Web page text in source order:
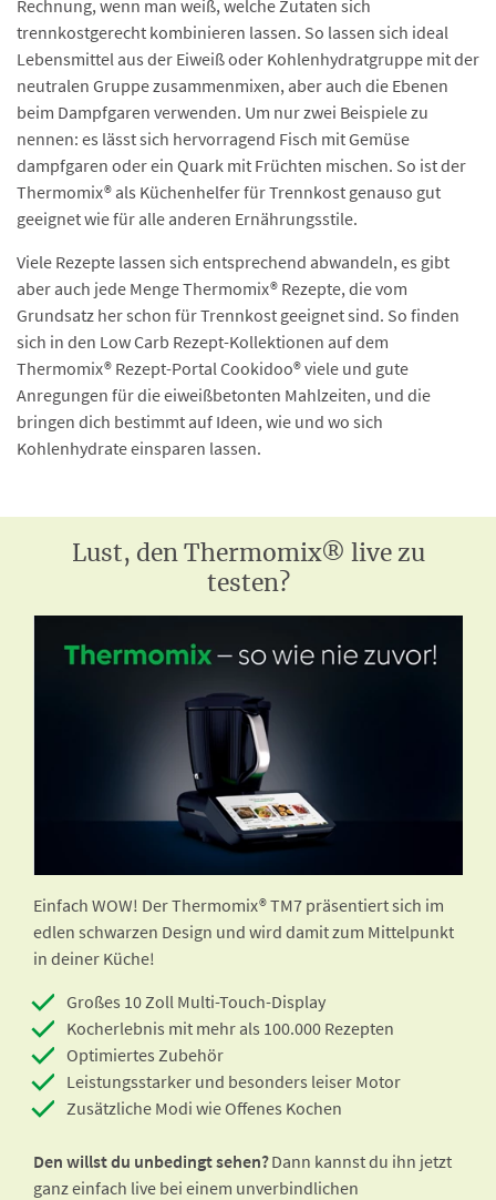
Rechnung, wenn man weiß, welche Zutaten sich
trennkostgerecht kombinieren lassen. So lassen sich ideal
Lebensmittel aus der Eiweiß oder Kohlenhydratgruppe mit der
neutralen Gruppe zusammenmixen, aber auch die Ebenen
beim Dampfgaren verwenden. Um nur zwei Beispiele zu
nennen: es lässt sich hervorragend Fisch mit Gemüse
dampfgaren oder ein Quark mit Früchten mischen. So ist der
Thermomix® als Küchenhelfer für Trennkost genauso gut
geeignet wie für alle anderen Ernährungsstile.
Viele Rezepte lassen sich entsprechend abwandeln, es gibt
aber auch jede Menge Thermomix® Rezepte, die vom
Grundsatz her schon für Trennkost geeignet sind. So finden
sich in den Low Carb Rezept-Kollektionen auf dem
Thermomix® Rezept-Portal Cookidoo® viele und gute
Anregungen für die eiweißbetonten Mahlzeiten, und die
bringen dich bestimmt auf Ideen, wie und wo sich
Kohlenhydrate einsparen lassen.
Lust, den Thermomix® live zu
testen?
Einfach WOW! Der Thermomix® TM7 präsentiert sich im
edlen schwarzen Design und wird damit zum Mittelpunkt
in deiner Küche!
Großes 10 Zoll Multi-Touch-Display
Kocherlebnis mit mehr als 100.000 Rezepten
Optimiertes Zubehör
Leistungsstarker und besonders leiser Motor
Zusätzliche Modi wie Offenes Kochen
Den willst du unbedingt sehen?Dann kannst du ihn jetzt
ganz einfach live bei einem unverbindlichen